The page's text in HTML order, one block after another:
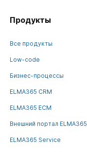
Продукты
Все продукты
Low-code
Бизнес-процессы
ELMA365 CRM
ELMA365 ECM
Внешний портал ELMA365
ELMA365 Service